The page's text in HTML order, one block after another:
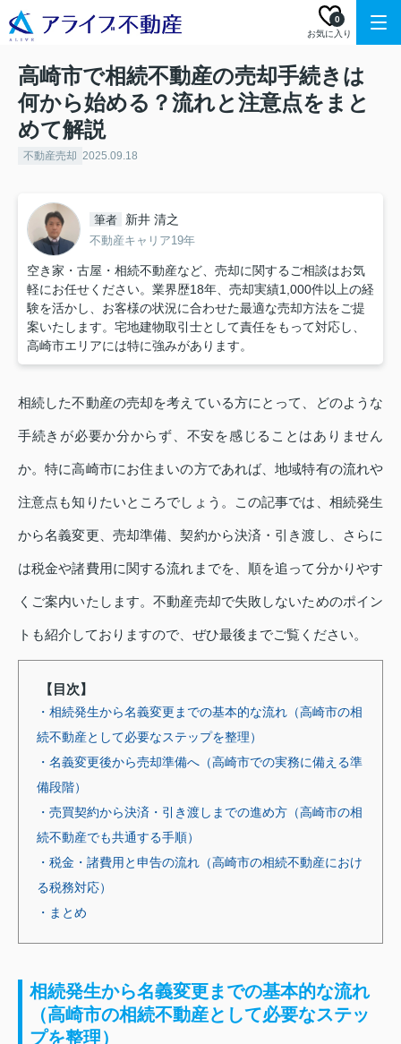
お気に入り
0
高崎市で相続不動産の売却手続きは
何から始める？流れと注意点をまと
めて解説
不動産売却 2025.09.18
筆者 新井 清之
不動産キャリア19年
空き家・古屋・相続不動産など、売却に関するご相談はお気
軽にお任せください。業界歴18年、売却実績1,000件以上の経
験を活かし、お客様の状況に合わせた最適な売却方法をご提
案いたします。宅地建物取引士として責任をもって対応し、
高崎市エリアには特に強みがあります。
相続した不動産の売却を考えている方にとって、どのような
手続きが必要か分からず、不安を感じることはありません
か。特に高崎市にお住まいの方であれば、地域特有の流れや
注意点も知りたいところでしょう。この記事では、相続発生
から名義変更、売却準備、契約から決済・引き渡し、さらに
は税金や諸費用に関する流れまでを、順を追って分かりやす
くご案内いたします。不動産売却で失敗しないためのポイン
トも紹介しておりますので、ぜひ最後までご覧ください。
【目次】
・相続発生から名義変更までの基本的な流れ（高崎市の相
続不動産として必要なステップを整理）
・名義変更後から売却準備へ（高崎市での実務に備える準
備段階）
・売買契約から決済・引き渡しまでの進め方（高崎市の相
続不動産でも共通する手順）
・税金・諸費用と申告の流れ（高崎市の相続不動産におけ
る税務対応）
・まとめ
相続発生から名義変更までの基本的な流れ
（高崎市の相続不動産として必要なステッ
プを整理）